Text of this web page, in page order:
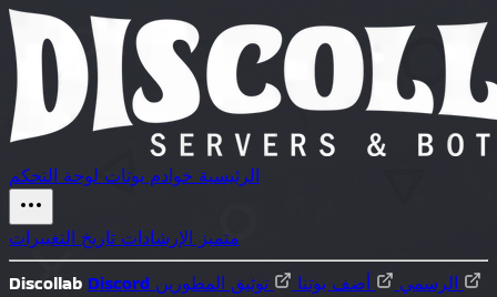
الرئيسية خوادم بوتات لوحة التحكم
متميز الإرشادات تاريخ التغييرات
Discollab
Discord الرسمي أضف بوتنا